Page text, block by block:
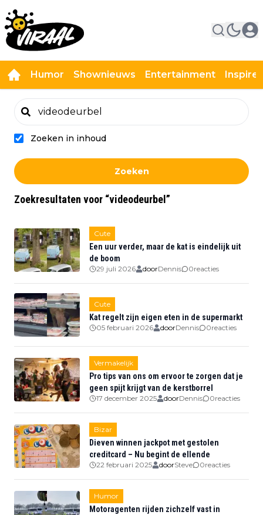
Humor Shownieuws Entertainment
Zoeken in inhoud
Zoeken
Zoekresultaten voor “videodeurbel ”
Cute
Een uur verder, maar de kat is eindelijk uit
de boom
29 juli 2026 doorDennis 0reacties
Cute
Kat regelt zijn eigen eten in de supermarkt
05 februari 2026 doorDennis 0reacties
Vermakelijk
Pro tips van ons om ervoor te zorgen dat je
geen spijt krijgt van de kerstborrel
17 december 2025 doorDennis 0reacties
Bizar
Dieven winnen jackpot met gestolen
creditcard – Nu begint de ellende
22 februari 2025 doorSteve 0reacties
Humor
Motoragenten rijden zichzelf vast in